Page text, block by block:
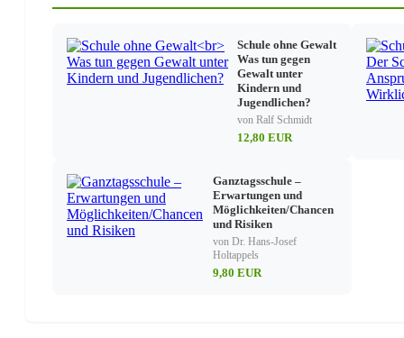
Schule ohne Gewalt
Was tun gegen
Gewalt unter
Kindern und
Jugendlichen?
von Ralf Schmidt
12,80 EUR
Ganztagsschule –
Erwartungen und
Möglichkeiten/Chancen
und Risiken
von Dr. Hans-Josef
Holtappels
9,80 EUR